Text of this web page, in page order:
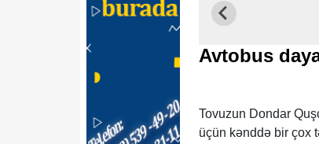
Avtobus
Tovuzun Dondar
üçün kənddə bir çox